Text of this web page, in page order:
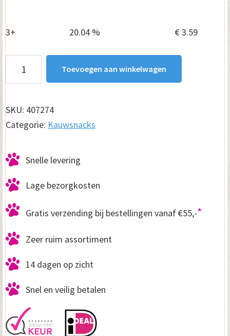
3+ 20.04 % €3.59
chewing
roll
3
stuks
aantal
Toevoegen aan winkelwagen
SKU: 407274
Categorie: Kauwsnacks
Snelle levering
Lage bezorgkosten
Gratis verzending bij bestellingen vanaf €55,-*
Zeer ruim assortiment
14 dagen op zicht
Snel en veilig betalen